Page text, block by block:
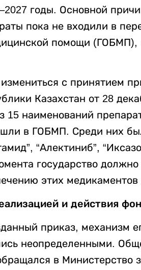
годы. Основной
пока не входили в
помощи (ГОБМП),
с принятием
Казахстан от 28
15 наименований
в ГОБМП. Среди них
“Алектиниб”,
государство
этих
и действия
приказ, механизм
неопределенными.
в Министерство